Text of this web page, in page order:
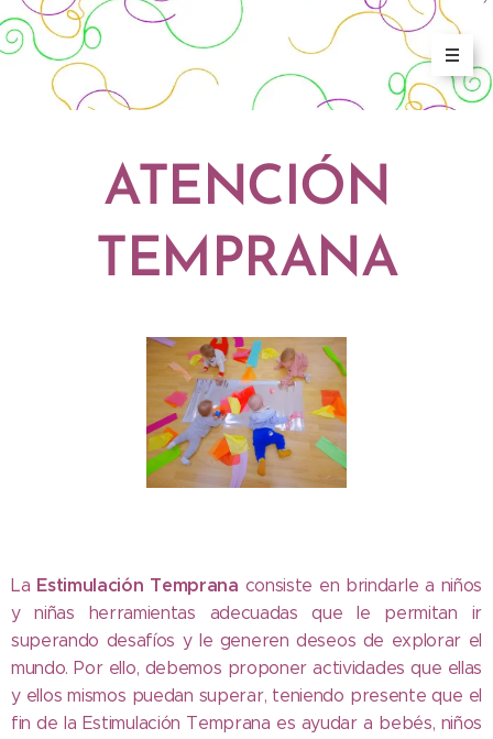
ATENCIÓN
TEMPRANA
La Estimulación Temprana consiste en brindarle a niños
y niñas herramientas adecuadas que le permitan ir
superando desafíos y le generen deseos de explorar el
mundo. Por ello, debemos proponer actividades que ellas
y ellos mismos puedan superar, teniendo presente que el
fin de la Estimulación Temprana es ayudar a bebés, niños